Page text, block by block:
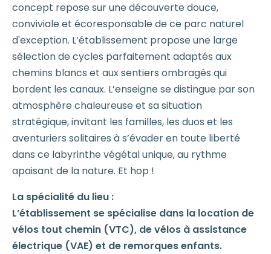
concept repose sur une découverte douce,
conviviale et écoresponsable de ce parc naturel
d'exception. L’établissement propose une large
sélection de cycles parfaitement adaptés aux
chemins blancs et aux sentiers ombragés qui
bordent les canaux. L’enseigne se distingue par son
atmosphère chaleureuse et sa situation
stratégique, invitant les familles, les duos et les
aventuriers solitaires à s’évader en toute liberté
dans ce labyrinthe végétal unique, au rythme
apaisant de la nature. Et hop !
La spécialité du lieu :
L’établissement se spécialise dans la location de
vélos tout chemin (VTC), de vélos à assistance
électrique (VAE) et de remorques enfants.